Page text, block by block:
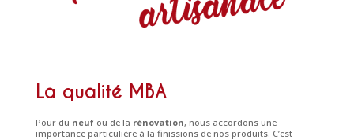
La qualité MBA
Pour du neufou de la rénovation, nous accordons une
importance particulière à la finissions de nos produits. C’est